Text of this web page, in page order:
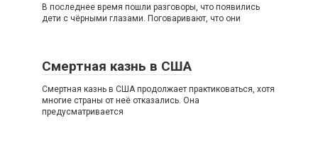
В последнее время пошли разговоры, что появились
дети с чёрными глазами. Поговаривают, что они
Смертная казнь в США
Смертная казнь в США продолжает практиковаться, хотя
многие страны от неё отказались. Она
предусматривается